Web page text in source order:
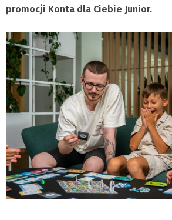
promocji Konta dla Ciebie Junior.